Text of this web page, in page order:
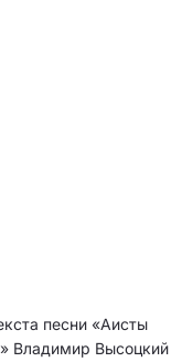
песни «Аисты
Владимир Высоцкий